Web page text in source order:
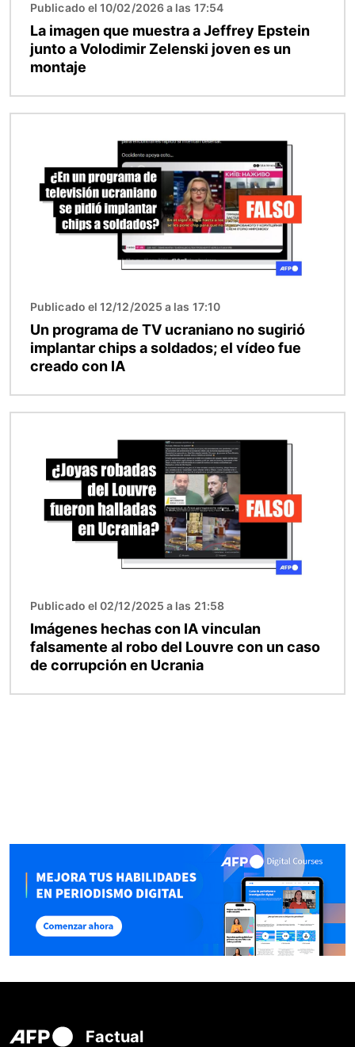
Publicado el 10/02/2026 a las 17:54
La imagen que muestra a Jeffrey Epstein
junto a Volodimir Zelenski joven es un
montaje
Publicado el 12/12/2025 a las 17:10
Un programa de TV ucraniano no sugirió
implantar chips a soldados; el vídeo fue
creado con IA
Publicado el 02/12/2025 a las 21:58
Imágenes hechas con IA vinculan
falsamente al robo del Louvre con un caso
de corrupción en Ucrania
Factual